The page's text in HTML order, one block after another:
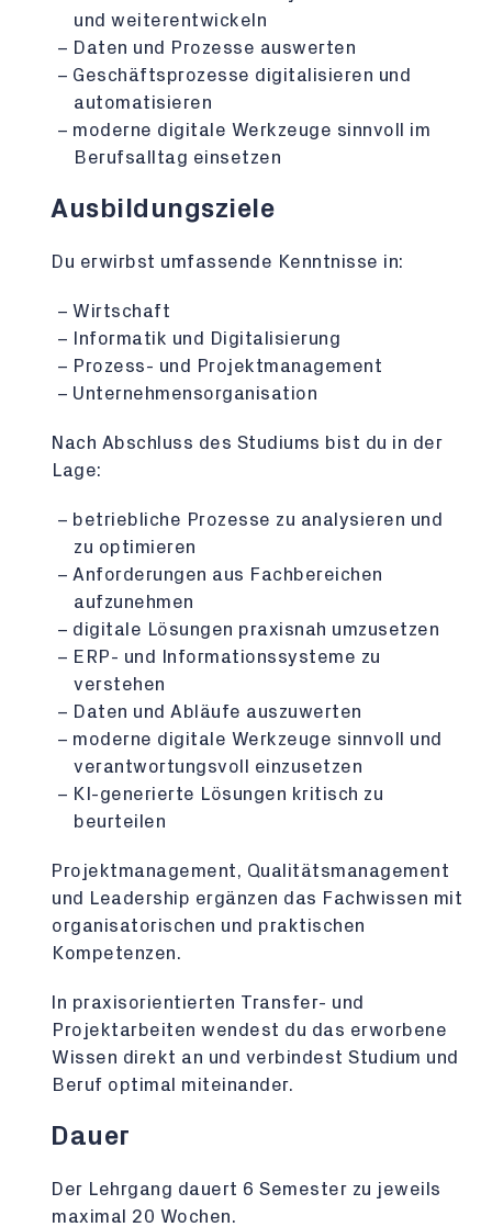
und weiterentwickeln
Daten und Prozesse auswerten
Geschäftsprozesse digitalisieren und
automatisieren
moderne digitale Werkzeuge sinnvoll im
Berufsalltag einsetzen
Ausbildungsziele
Du erwirbst umfassende Kenntnisse in:
Wirtschaft
Informatik und Digitalisierung
Prozess- und Projektmanagement
Unternehmensorganisation
Nach Abschluss des Studiums bist du in der
Lage:
betriebliche Prozesse zu analysieren und
zu optimieren
Anforderungen aus Fachbereichen
aufzunehmen
digitale Lösungen praxisnah umzusetzen
ERP- und Informationssysteme zu
verstehen
Daten und Abläufe auszuwerten
moderne digitale Werkzeuge sinnvoll und
verantwortungsvoll einzusetzen
KI-generierte Lösungen kritisch zu
beurteilen
Projektmanagement, Qualitätsmanagement
und Leadership ergänzen das Fachwissen mit
organisatorischen und praktischen
Kompetenzen.
In praxisorientierten Transfer- und
Projektarbeiten wendest du das erworbene
Wissen direkt an und verbindest Studium und
Beruf optimal miteinander.
Dauer
Der Lehrgang dauert 6 Semester zu jeweils
maximal 20 Wochen.